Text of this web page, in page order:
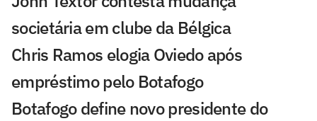
societária em clube da Bélgica
Chris Ramos elogia Oviedo após
empréstimo pelo Botafogo
Botafogo define novo presidente do